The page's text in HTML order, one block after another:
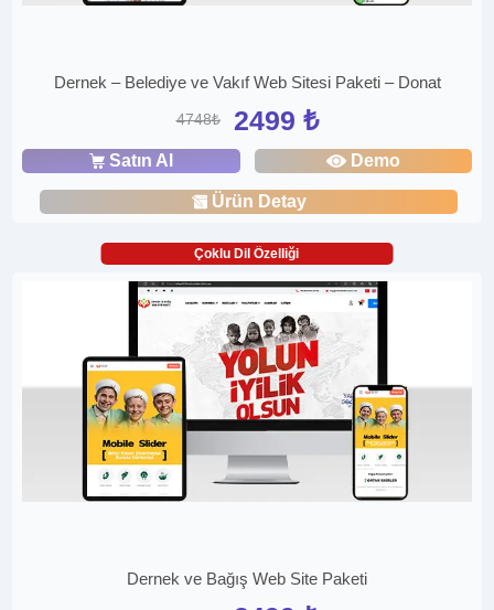
Dernek – Belediye ve Vakıf Web Sitesi Paketi – Donat
4748₺ 2499 ₺
Satın Al Demo
Ürün Detay
Çoklu Dil Özelliği
Dernek ve Bağış Web Site Paketi